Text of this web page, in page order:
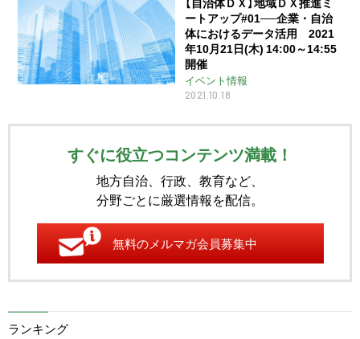
ートアップ#01──企業・自治
体におけるデータ活用 2021
年10月21日(木) 14:00～14:55
開催
イベント情報
2021.10.18
すぐに役立つコンテンツ満載！
地方自治、行政、教育など、
分野ごとに厳選情報を配信。
無料のメルマガ会員募集中
ランキング